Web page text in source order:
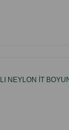
NEYLON IT